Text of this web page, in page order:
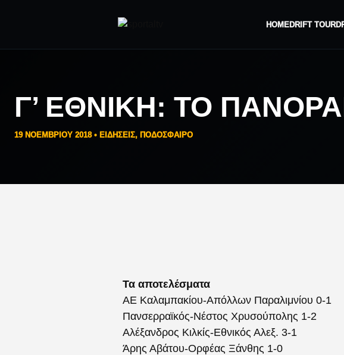
HOME DRIFT TOUR
Γ’ ΕΘΝΙΚΉ: ΤΟ
19 ΝΟΕΜΒΡΊΟΥ 2018 • ΕΙΔΗΣΕΙΣ, ΠΟΔΟΣΦΑΙΡΟ
Τα αποτελέσματα
ΑΕ Καλαμπακίου-Απόλλων Παραλιμνίου 0-1
Πανσερραϊκός-Νέστος Χρυσούπολης 1-2
Αλέξανδρος Κιλκίς-Εθνικός Αλεξ. 3-1
Άρης Αβάτου-Ορφέας Ξάνθης 1-0